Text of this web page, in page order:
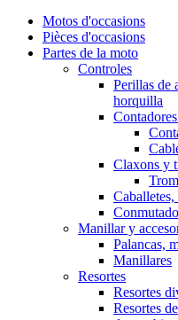
Motos d'occasions
Pièces d'occasions
Partes de la moto
Controles
Perillas de
horquilla
Claxons y
Manillar y
Palancas,
Manillares
Resortes
Resortes
Resortes